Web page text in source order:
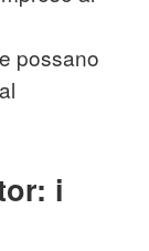
possano
i